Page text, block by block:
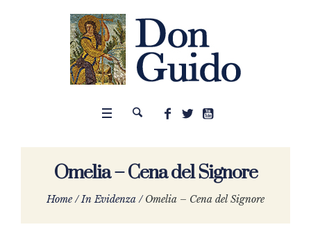
Omelia – Cena del Signore
Home /In Evidenza /Omelia – Cena del Signore